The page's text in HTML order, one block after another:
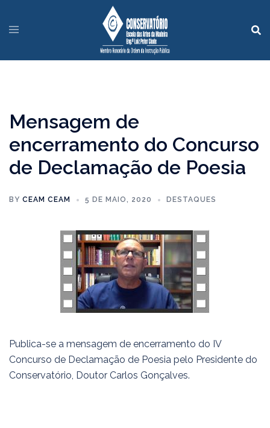
Mensagem de
encerramento do Concurso
de Declamação de Poesia
BY CEAM CEAM 5 DE MAIO, 2020 DESTAQUES
Publica-se a mensagem de encerramento do IV
Concurso de Declamação de Poesia pelo Presidente do
Conservatório, Doutor Carlos Gonçalves.